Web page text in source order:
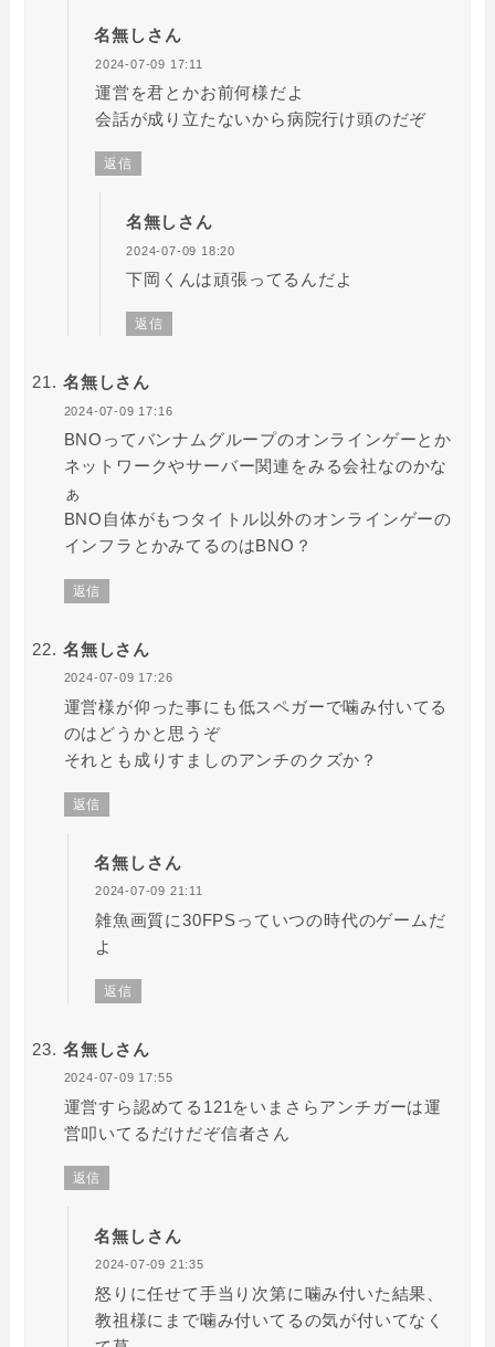
名無しさん
2024-07-09 17:11
運営を君とかお前何様だよ
会話が成り立たないから病院行け頭のだぞ
返信
名無しさん
2024-07-09 18:20
下岡くんは頑張ってるんだよ
返信
名無しさん
2024-07-09 17:16
BNOってバンナムグループのオンラインゲーとか
ネットワークやサーバー関連をみる会社なのかな
ぁ
BNO自体がもつタイトル以外のオンラインゲーの
インフラとかみてるのはBNO？
返信
名無しさん
2024-07-09 17:26
運営様が仰った事にも低スペガーで噛み付いてる
のはどうかと思うぞ
それとも成りすましのアンチのクズか？
返信
名無しさん
2024-07-09 21:11
雑魚画質に30FPSっていつの時代のゲームだ
よ
返信
名無しさん
2024-07-09 17:55
運営すら認めてる121をいまさらアンチガーは運
営叩いてるだけだぞ信者さん
返信
名無しさん
2024-07-09 21:35
怒りに任せて手当り次第に噛み付いた結果、
教祖様にまで噛み付いてるの気が付いてなく